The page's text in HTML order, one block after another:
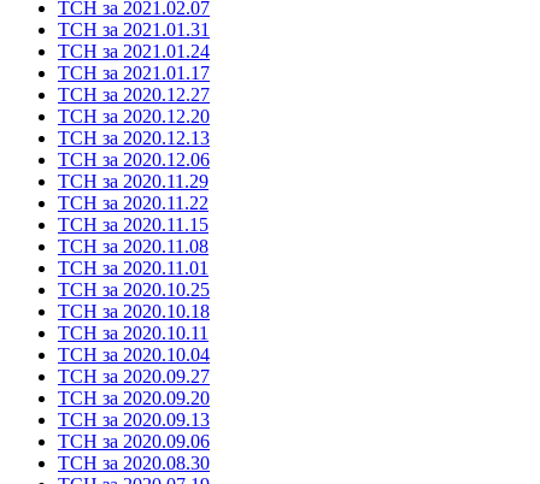
ТСН за 2021.02.07
ТСН за 2021.01.31
ТСН за 2021.01.24
ТСН за 2021.01.17
ТСН за 2020.12.27
ТСН за 2020.12.20
ТСН за 2020.12.13
ТСН за 2020.12.06
ТСН за 2020.11.29
ТСН за 2020.11.22
ТСН за 2020.11.15
ТСН за 2020.11.08
ТСН за 2020.11.01
ТСН за 2020.10.25
ТСН за 2020.10.18
ТСН за 2020.10.11
ТСН за 2020.10.04
ТСН за 2020.09.27
ТСН за 2020.09.20
ТСН за 2020.09.13
ТСН за 2020.09.06
ТСН за 2020.08.30